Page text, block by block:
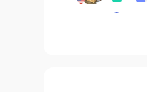
@YYY